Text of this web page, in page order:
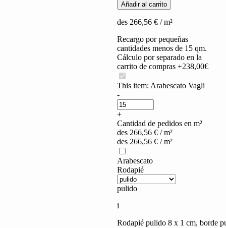
Añadir al carrito
des 266,56 €/ m²
Recargo por pequeñas
cantidades menos de 15 qm.
Cálculo por separado en la
carrito de compras +238,00€
This item: Arabescato Vagli
Arabescato
Vagli
quantity
-
+
Cantidad de pedidos en m²
des 266,56 €/ m²
des 266,56 €/ m²
Arabescato
Rodapié
pulido
i
Rodapié pulido 8 x 1 cm, borde